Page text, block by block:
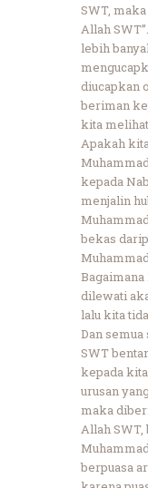
SWT,
Allah
lebih
diucapkan
beriman
kita
Apakah
kepada
menjalin
bekas
Bagaimana
dilewati
lalu kita
Dan
SWT
kepada
urusan
maka
Allah
berpuasa